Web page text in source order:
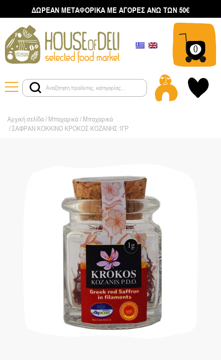
ΔΩΡΕΑΝ ΜΕΤΑΦΟΡΙΚΑ ΜΕ ΑΓΟΡΕΣ ΑΝΩ ΤΩΝ 50€
0
Αρχική σελίδα/ Μπαχαρικά/ Μπαχαρικά
/ ΣΑΦΡΑΝ ΚΟΚΚΙΝΟ ΚΡΟΚΟΣ ΚΟΖΑΝΗΣ 1ΓΡ